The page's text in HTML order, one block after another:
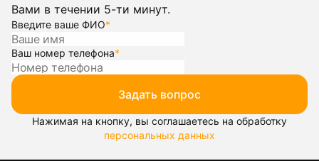
Вами в течении 5-ти минут.
Введите ваше ФИО*
Ваш номер телефона*
Задать вопрос
Нажимая на кнопку, вы соглашаетесь на обработку
персональных данных